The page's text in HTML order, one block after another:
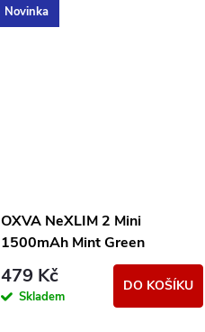
režimy...
Novinka
OXVA NeXLIM 2 Mini
1500mAh Mint Green
479 Kč
Skladem
DO KOŠÍKU